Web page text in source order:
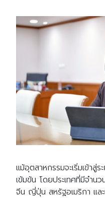
แม้อุตสาหกรรมจะเริ่มเข้า
เข้มข้น โดยประเทศที่มีจำน
จีน ญี่ปุ่น สหรัฐอเมริกา และ